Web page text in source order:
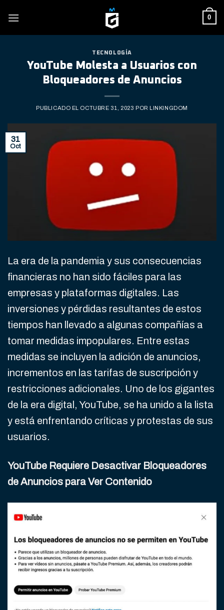
0
TECNOLOGÍA
YouTube Molesta a Usuarios con
Bloqueadores de Anuncios
PUBLICADO EL OCTUBRE 31, 2023 POR LINKINGDOM
31
Oct
La era de la pandemia y sus consecuencias
financieras no han sido fáciles para las
empresas y plataformas digitales. Las
inversiones y pérdidas resultantes de estos
tiempos han llevado a algunas compañías a
tomar medidas impopulares. Entre estas
medidas se incluyen la adición de anuncios,
incrementos en las tarifas de suscripción y
restricciones adicionales. Uno de los gigantes
de la era digital, YouTube, se ha unido a la lista
y está enfrentando críticas y protestas de sus
usuarios.
YouTube Requiere Desactivar Bloqueadores
de Anuncios para Ver Contenido